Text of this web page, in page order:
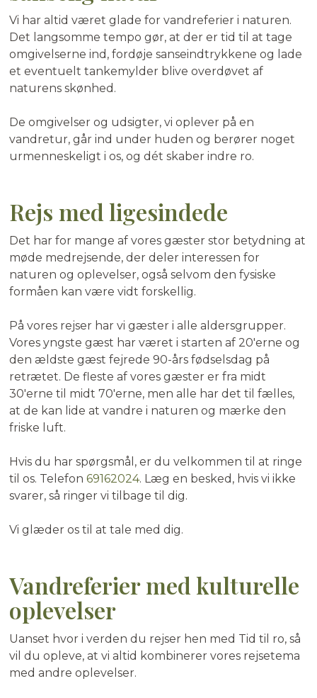
Vi har altid været glade for vandreferier i naturen.
Det langsomme tempo gør, at der er tid til at tage
omgivelserne ind, fordøje sanseindtrykkene og lade
et eventuelt tankemylder blive overdøvet af
naturens skønhed.
De omgivelser og udsigter, vi oplever på en
vandretur, går ind under huden og berører noget
urmenneskeligt i os, og dét skaber indre ro.
Rejs med ligesindede
Det har for mange af vores gæster stor betydning at
møde medrejsende, der deler interessen for
naturen og oplevelser, også selvom den fysiske
formåen kan være vidt forskellig.
På vores rejser har vi gæster i alle aldersgrupper.
Vores yngste gæst har været i starten af 20'erne og
den ældste gæst fejrede 90-års fødselsdag på
retrætet. De fleste af vores gæster er fra midt
30'erne til midt 70'erne, men alle har det til fælles,
at de kan lide at vandre i naturen og mærke den
friske luft.
Hvis du har spørgsmål, er du velkommen til at ringe
til os. Telefon 69162024. Læg en besked, hvis vi ikke
svarer, så ringer vi tilbage til dig.
Vi glæder os til at tale med dig.
Vandreferier med kulturelle
oplevelser
Uanset hvor i verden du rejser hen med Tid til ro, så
vil du opleve, at vi altid kombinerer vores rejsetema
med andre oplevelser.